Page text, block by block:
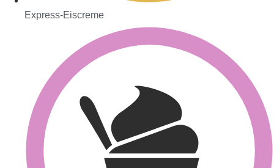
Express-Eiscreme